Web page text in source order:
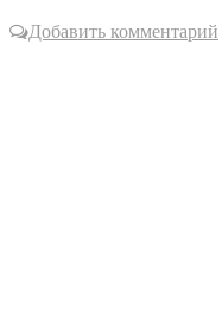
Добавить комментарий